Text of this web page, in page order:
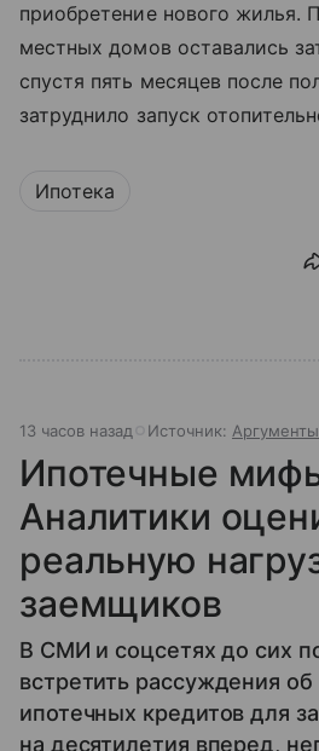
приобретение нового жилья.
местных домов оставались
спустя пять месяцев после
затруднило запуск
Ипотека
13 часов назад Источник:
Ипотечные
Аналитики
реальную
заемщиков
В СМИ и соцсетях до сих
встретить рассуждения об
ипотечных кредитов для
на десятилетия вперед,